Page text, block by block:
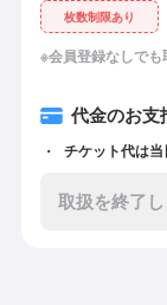
枚数制限あり
※会員登録なしでも
代金のお支
チケット代は当
取扱を終了